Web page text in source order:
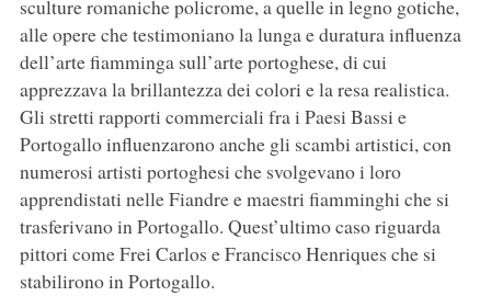
sculture romaniche policrome, a quelle in legno gotiche,
alle opere che testimoniano la lunga e duratura influenza
dell’arte fiamminga sull’arte portoghese, di cui
apprezzava la brillantezza dei colori e la resa realistica.
Gli stretti rapporti commerciali fra i Paesi Bassi e
Portogallo influenzarono anche gli scambi artistici, con
numerosi artisti portoghesi che svolgevano i loro
apprendistati nelle Fiandre e maestri fiamminghi che si
trasferivano in Portogallo. Quest’ultimo caso riguarda
pittori come Frei Carlos e Francisco Henriques che si
stabilirono in Portogallo.